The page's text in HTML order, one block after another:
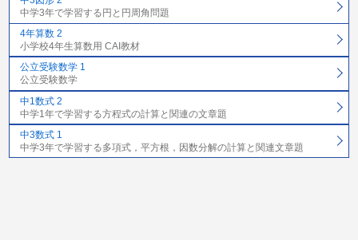
中学3年で学習する円と円周角問題
4年算数 2
小学校4年生算数用 CAI教材
公立受験数学 1
公立受験数学
中1数式 2
中学1年で学習する方程式の計算と関連の文章題
中3数式 1
中学3年で学習する多項式，平方根，因数分解の計算と関連文章題